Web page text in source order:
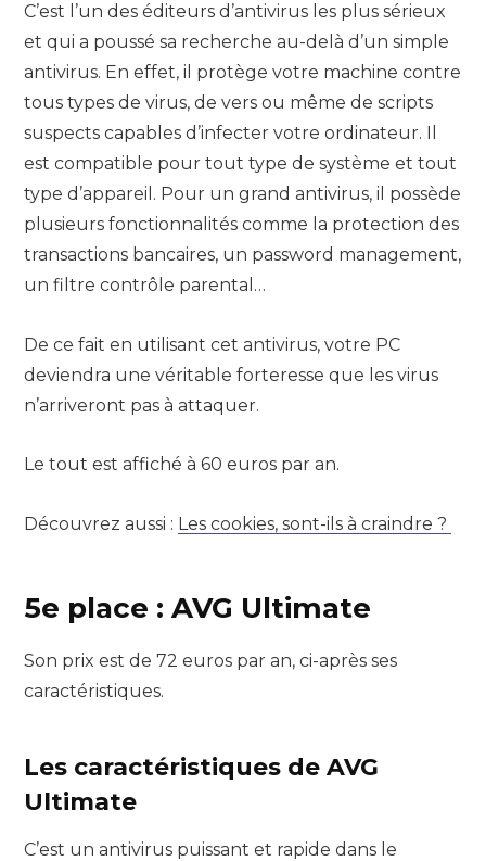
C’est l’un des éditeurs d’antivirus les plus sérieux
et qui a poussé sa recherche au-delà d’un simple
antivirus. En effet, il protège votre machine contre
tous types de virus, de vers ou même de scripts
suspects capables d’infecter votre ordinateur. Il
est compatible pour tout type de système et tout
type d’appareil. Pour un grand antivirus, il possède
plusieurs fonctionnalités comme la protection des
transactions bancaires, un password management,
un filtre contrôle parental…
De ce fait en utilisant cet antivirus, votre PC
deviendra une véritable forteresse que les virus
n’arriveront pas à attaquer.
Le tout est affiché à 60 euros par an.
Découvrez aussi : Les cookies, sont-ils à craindre ?
5e place : AVG Ultimate
Son prix est de 72 euros par an, ci-après ses
caractéristiques.
Les caractéristiques de AVG
Ultimate
C’est un antivirus puissant et rapide dans le